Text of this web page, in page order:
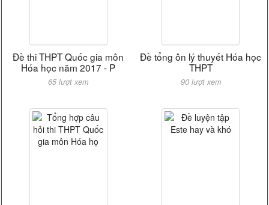
Đề thi THPT Quốc gia môn
Hóa học năm 2017 - P
65 lượt xem
Đề tổng ôn lý thuyết Hóa học
THPT
90 lượt xem